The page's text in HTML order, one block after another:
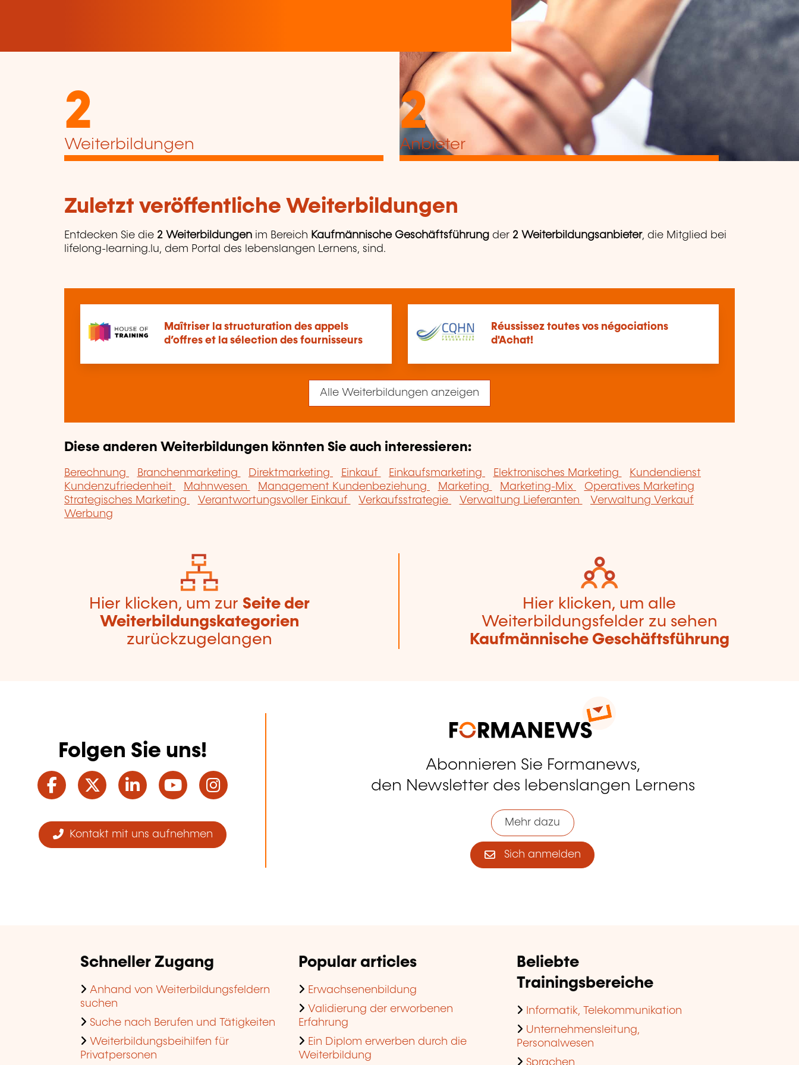
2
Weiterbildungen
2
Anbieter
Zuletzt veröffentliche Weiterbildungen
Entdecken Sie die 2 Weiterbildungen im Bereich Kaufmännische Geschäftsführung der 2 Weiterbildungsanbieter, die Mitglied bei
lifelong-learning.lu, dem Portal des lebenslangen Lernens, sind.
Maîtriser la structuration des appels
d’offres et la sélection des fournisseurs
Réussissez toutes vos négociations
d'Achat!
Alle Weiterbildungen anzeigen
Diese anderen Weiterbildungen könnten Sie auch interessieren:
Berechnung Branchenmarketing Direktmarketing Einkauf Einkaufsmarketing Elektronisches Marketing
Kundendienst
Kundenzufriedenheit
Mahnwesen Management Kundenbeziehung Marketing Marketing-Mix
Operatives Marketing
Strategisches Marketing
Verantwortungsvoller Einkauf Verkaufsstrategie Verwaltung Lieferanten
Verwaltung Verkauf
Werbung
Hier klicken, um zur Seite der
Weiterbildungskategorien
zurückzugelangen
Hier klicken, um alle
Weiterbildungsfelder zu sehen
Kaufmännische Geschäftsführung
Folgen Sie uns!
Facebook
TwitterLinkedInYouTube
Kontakt mit uns aufnehmen
Abonnieren Sie Formanews,
den Newsletter des lebenslangen Lernens
Mehr dazu
Sich anmelden
Schneller Zugang
Anhand von Weiterbildungsfeldern
suchen
Suche nach Berufen und Tätigkeiten
Weiterbildungsbeihilfen für
Privatpersonen
Popular articles
Erwachsenenbildung
Validierung der erworbenen
Erfahrung
Ein Diplom erwerben durch die
Weiterbildung
Beliebte
Trainingsbereiche
Informatik, Telekommunikation
Unternehmensleitung,
Personalwesen
Sprachen